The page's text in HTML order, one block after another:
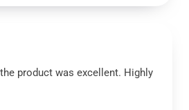
product was excellent. Highly